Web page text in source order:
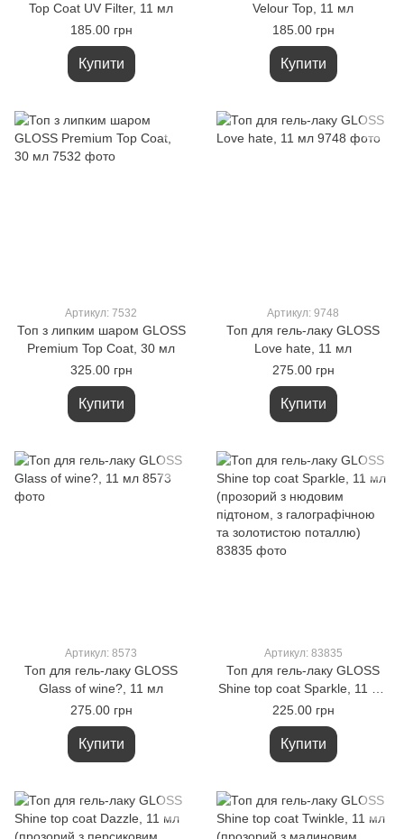
Top Coat UV Filter, 11 мл
185.00 грн
Купити
Velour Top, 11 мл
185.00 грн
Купити
Артикул: 7532
Топ з липким шаром GLOSS
Premium Top Coat, 30 мл
325.00 грн
Купити
Артикул: 9748
Топ для гель-лаку GLOSS
Love hate, 11 мл
275.00 грн
Купити
Артикул: 8573
Топ для гель-лаку GLOSS
Glass of wine?, 11 мл
275.00 грн
Купити
Артикул: 83835
Топ для гель-лаку GLOSS
Shine top coat Sparkle, 11 мл
(прозорий з нюдовим
підтоном, з галографічною
та золотистою поталлю)
225.00 грн
Купити